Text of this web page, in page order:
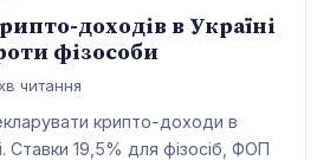
доходів в Україні
фізособи
читання
крипто-доходи в
Ставки 19,5% для фізосіб, ФОП